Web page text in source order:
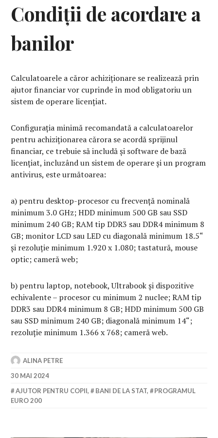
Condiții de acordare a
banilor
Calculatoarele a căror achiziționare se realizează prin
ajutor financiar vor cuprinde în mod obligatoriu un
sistem de operare licențiat.
Configurația minimă recomandată a calculatoarelor
pentru achiziționarea cărora se acordă sprijinul
financiar, ce trebuie să includă și software de bază
licențiat, incluzând un sistem de operare și un program
antivirus, este următoarea:
a) pentru desktop-procesor cu frecvență nominală
minimum 3.0 GHz; HDD minimum 500 GB sau SSD
minimum 240 GB; RAM tip DDR3 sau DDR4 minimum 8
GB; monitor LCD sau LED cu diagonală minimum 18.5“
şi rezoluție minimum 1.920 x 1.080; tastatură, mouse
optic; cameră web;
b) pentru laptop, notebook, Ultrabook şi dispozitive
echivalente – procesor cu minimum 2 nuclee; RAM tip
DDR3 sau DDR4 minimum 8 GB; HDD minimum 500 GB
sau SSD minimum 240 GB; diagonală minimum 14“;
rezoluție minimum 1.366 x 768; cameră web.
ALINA PETRE
30 MAI 2024
AJUTOR PENTRU COPII, BANI DE LA STAT,
PROGRAMUL
EURO 200